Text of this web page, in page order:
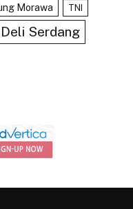
Morawa TNI
Serdang